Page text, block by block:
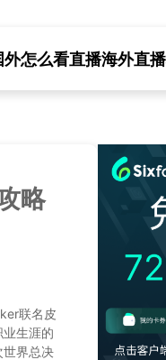
外怎么看直播海外直
略
联名皮
生涯的
界总决